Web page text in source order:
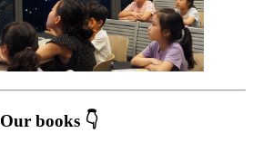
Our books 👇